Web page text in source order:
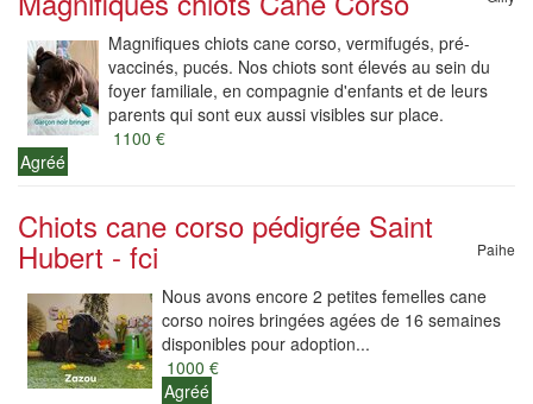
Magnifiques chiots cane corso, vermifugés, pré-
vaccinés, pucés. Nos chiots sont élevés au sein du
foyer familiale, en compagnie d'enfants et de leurs
parents qui sont eux aussi visibles sur place.
1100 €
Agréé
Chiots cane corso pédigrée Saint
Hubert - fci Paihe
Nous avons encore 2 petites femelles cane
corso noires bringées agées de 16 semaines
disponibles pour adoption...
1000 €
Agréé